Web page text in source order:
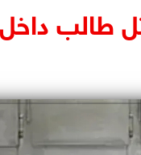
الزراعة فى مصر
المسؤولية
طالب